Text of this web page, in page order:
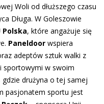
Woli od dłuższego czasu
Długa. W Goleszowie
Polska, które angażuje się
Paneldoor wspiera
adeptów sztuk walki z
sportowymi w swoim
gdzie drużyna o tej samej
pasjonatem sportu jest